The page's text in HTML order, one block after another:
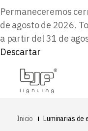
Permaneceremos
de agosto de 2026.
a partir del 31 de
Descartar
Inicio Luminarias de